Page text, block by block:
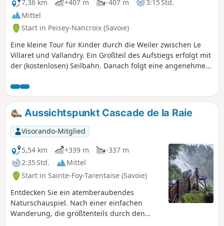
Gipfel der Rousse besser keine Höhenangst
haben!
7,36 km +407 m -407 m
3:15 Std.
Mittel
Start in Peisey-Nancroix (Savoie)
Eine kleine Tour für Kinder durch die Weiler zwischen Le
Villaret und Vallandry. Ein Großteil des Aufstiegs erfolgt mit
der (kostenlosen) Seilbahn. Danach folgt eine angenehme
und bei gutem Wetter der Aussicht auf den Mont Blanc.
Aussichtspunkt Cascade de la Raie
Visorando-Mitglied
5,54 km
+339 m
-337 m
2:35 Std.
Mittel
Start in Sainte-Foy-Tarentaise (Savoie)
Entdecken Sie ein atemberaubendes
Naturschauspiel. Nach einer einfachen
Wanderung, die größtenteils durch den